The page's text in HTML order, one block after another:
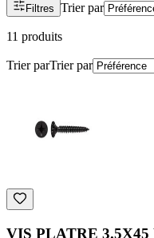
Filtres Trier par
11 produits
Trier parTrier par
VIS PLATRE 3.5X45